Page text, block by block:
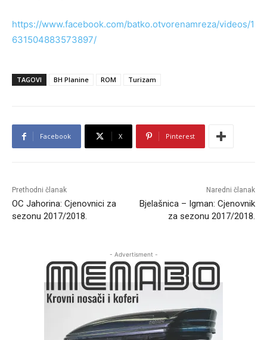
https://www.facebook.com/batko.otvorenamreza/videos/1
631504883573897/
TAGOVI BH Planine ROM Turizam
Facebook X Pinterest
Prethodni članak
OC Jahorina: Cjenovnici za
sezonu 2017/2018.
Naredni članak
Bjelašnica – Igman: Cjenovnik
za sezonu 2017/2018.
- Advertisment -